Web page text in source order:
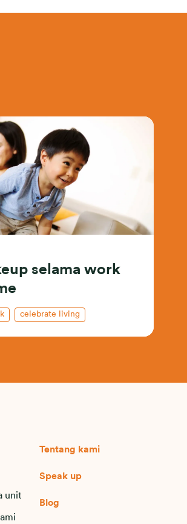
selama work
celebrate living
unit
Tentang kami
Speak up
Blog